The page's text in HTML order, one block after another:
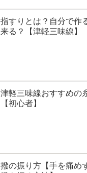
指すりとは？自分で作
来る？【津軽三味線】
津軽三味線おすすめの
【初心者】
撥の振り方【手を痛め